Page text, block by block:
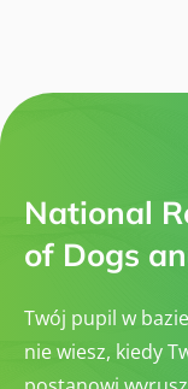
National
of Dogs
Twój pupil w
nie wiesz, kiedy